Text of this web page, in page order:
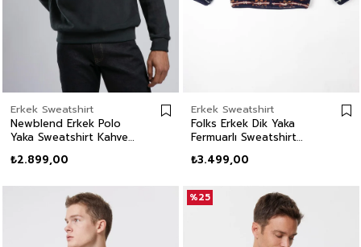
Erkek Sweatshirt
Newblend Erkek Polo
Yaka Sweatshirt Kahve-
₺2.899,00
Erkek Sweatshirt
Folks Erkek Dik Yaka
Fermuarlı Sweatshirt
₺3.499,00
%25